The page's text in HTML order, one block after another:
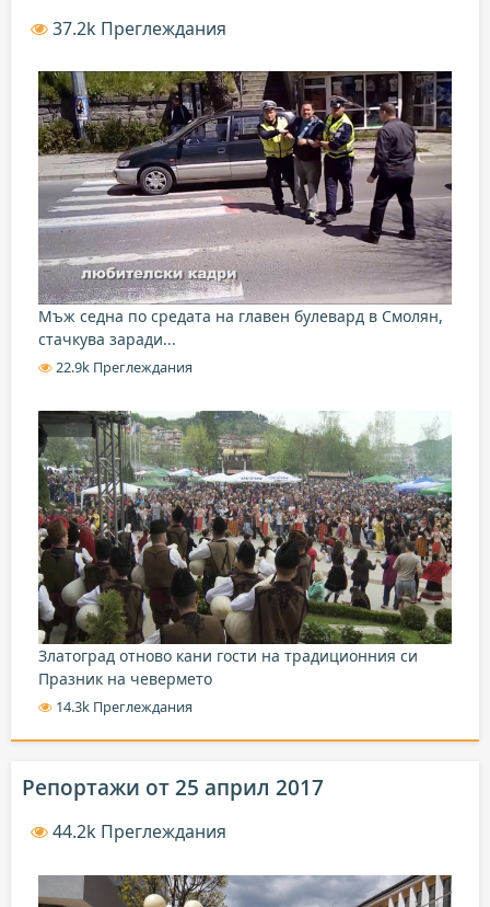
37.2k Преглеждания
Мъж седна по средата на главен булевард в Смолян,
стачкува заради...
22.9k Преглеждания
Златоград отново кани гости на традиционния си
Празник на чевермето
14.3k Преглеждания
Репортажи от 25 април 2017
44.2k Преглеждания